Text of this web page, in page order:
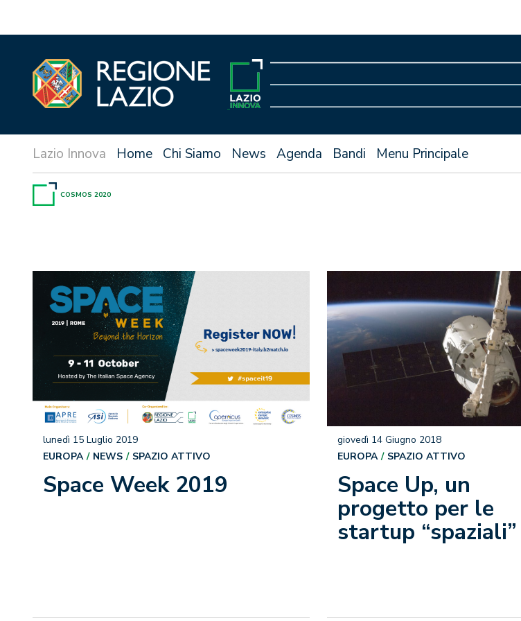
Home Chi Siamo News Agenda Bandi Menu Principale
COSMOS 2020
Space Week 2019
lunedì 15 Luglio 2019
EUROPA
NEWS SPAZIO ATTIVO
Space Up, un
progetto per le
startup “spaziali”
giovedì 14 Giugno 2018
EUROPA
SPAZIO ATTIVO